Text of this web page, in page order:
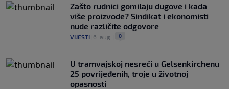
Zašto rudnici gomilaju dugove i kada
više proizvode? Sindikat i ekonomisti
nude različite odgovore
VIJESTI 6. aug. 0
U tramvajskoj nesreći u Gelsenkirchenu
25 povrijeđenih, troje u životnoj
opasnosti